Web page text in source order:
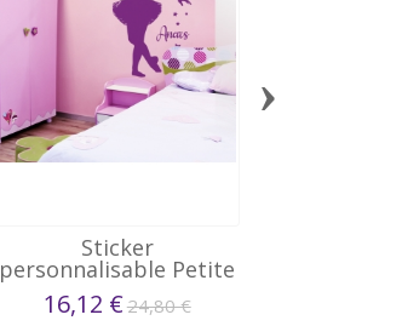
Sticker
personnalisable Petite
Danseuse...
16,12 € 24,80 €
›